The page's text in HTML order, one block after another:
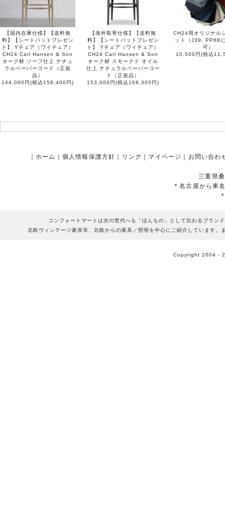
【国内在庫仕様】【送料無
料】【シートパットプレゼン
ト】 Yチェア（ワイチェア）
CH24 Carl Hansen & Son
オーク材 ソープ仕上 ナチュ
ラルペーパーコード（正規
品）
144,000円(税込158,400円)
【海外取寄仕様】【送料無
料】【シートパットプレゼン
ト】 Yチェア（ワイチェア）
CH24 Carl Hansen & Son
オーク材 スモークド オイル
仕上 ナチュラルペーパーコー
ド（正規品）
153,000円(税込168,300円)
CH24用オリジナル
ット（J39, PP68
可）
10,500円(税込
ホーム 個人情報保護方針 リンク マイページ お問い合わ
三重県
＊名古屋から東
コンフォートマートは次の世代へも「ほんもの」として伝わるブラン
北欧ヴィンテージ家具等、北欧からの家具／照明を中心にご紹介しています
Copyright 2004 -